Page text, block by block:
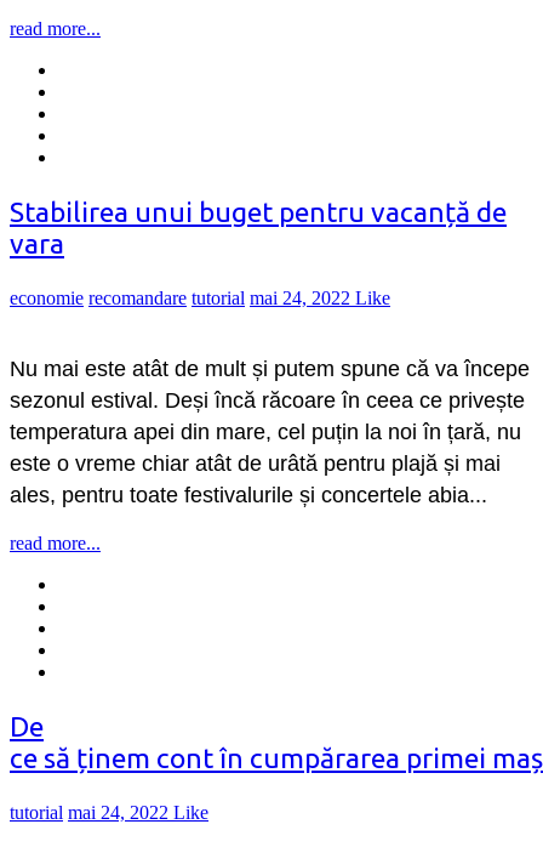
read more...
Stabilirea unui buget pentru vacanță de
vara
economie recomandare tutorial mai 24, 2022 Like
Nu mai este atât de mult și putem spune că va începe
sezonul estival. Deși încă răcoare în ceea ce privește
temperatura apei din mare, cel puțin la noi în țară, nu
este o vreme chiar atât de urâtă pentru plajă și mai
ales, pentru toate festivalurile și concertele abia...
read more...
De
ce să ținem cont în cumpărarea primei
tutorial mai 24, 2022 Like